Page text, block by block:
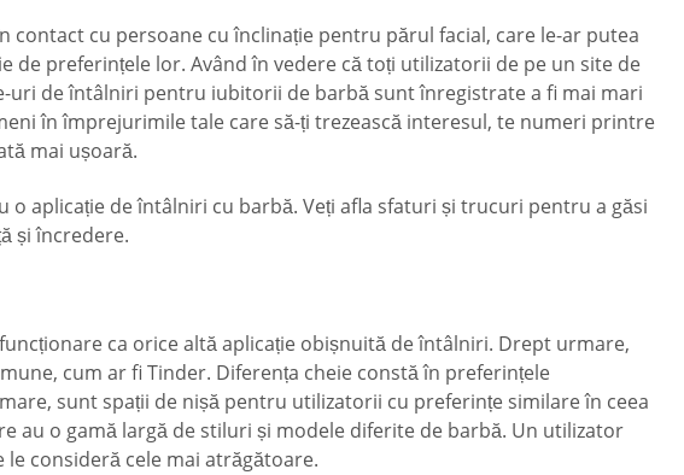
cu persoane cu înclinație pentru părul facial, care le-ar putea
preferințele lor. Având în vedere că toți utilizatorii de pe un site de
de întâlniri pentru iubitorii de barbă sunt înregistrate a fi mai mari
în împrejurimile tale care să-ți trezească interesul, te numeri printre
mai ușoară.
aplicație de întâlniri cu barbă. Veți afla sfaturi și trucuri pentru a găsi
și încredere.
ca orice altă aplicație obișnuită de întâlniri. Drept urmare,
cum ar fi Tinder. Diferența cheie constă în preferințele
sunt spații de nișă pentru utilizatorii cu preferințe similare în ceea
au o gamă largă de stiluri și modele diferite de barbă. Un utilizator
consideră cele mai atrăgătoare.